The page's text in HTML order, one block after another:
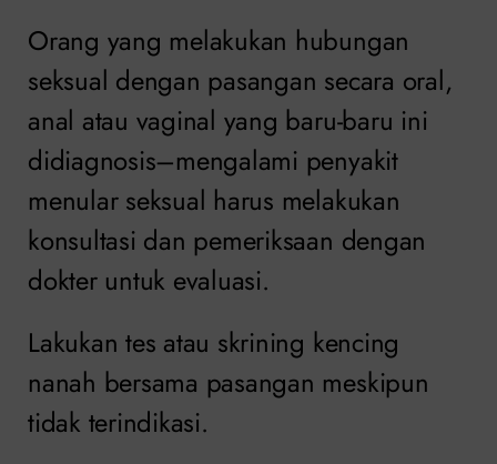
Orang yang melakukan hubungan
seksual dengan pasangan secara oral,
anal atau vaginal yang baru-baru ini
didiagnosis–mengalami penyakit
menular seksual harus melakukan
konsultasi dan pemeriksaan dengan
dokter untuk evaluasi.
Lakukan tes atau skrining kencing
nanah bersama pasangan meskipun
tidak terindikasi.